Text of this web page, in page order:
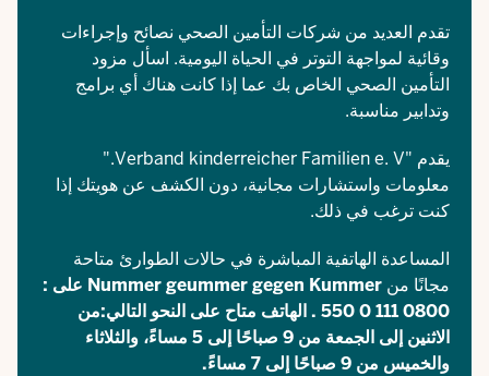
تقدم العديد من شركات التأمين الصحي نصائح وإجراءات
وقائية لمواجهة التوتر في الحياة اليومية. اسأل مزود
التأمين الصحي الخاص بك عما إذا كانت هناك أي برامج
وتدابير مناسبة.
يقدم "Verband kinderreicher Familien e. V.
"
معلومات واستشارات مجانية، دون الكشف عن هويتك إذا
كنت ترغب في ذلك.
المساعدة الهاتفية المباشرة في حالات الطوارئ متاحة
مجانًا من Nummer geummer gegen Kummer على :
0800 111 0 550
. الهاتف متاح على النحو التالي:من
الاثنين إلى الجمعة من 9 صباحًا إلى 5 مساءً، والثلاثاء
والخميس من 9 صباحًا إلى 7 مساءً.